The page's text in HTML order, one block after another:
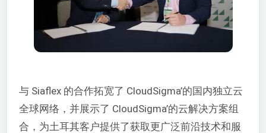
与 Siaflex 的合作拓宽了 CloudSigma’的国内独立云
全球网络，并展示了 CloudSigma’的云解决方案组
合，为土耳其客户提供了获取更广泛前沿技术和服